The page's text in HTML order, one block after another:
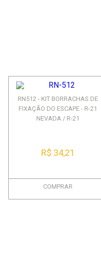
RN512 - KIT BORRACHAS DE
FIXAÇÃO DO ESCAPE - R-21
NEVADA / R-21
R$ 34,21
COMPRAR